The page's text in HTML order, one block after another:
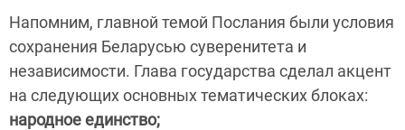
Напомним, главной темой Послания были условия
сохранения Беларусью суверенитета и
независимости. Глава государства сделал акцент
на следующих основных тематических блоках:
народное единство;